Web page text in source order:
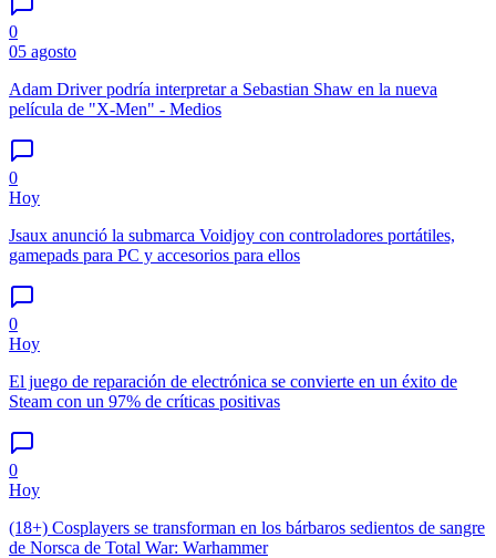
0
05 agosto
Adam Driver podría interpretar a Sebastian Shaw en la nueva
película de "X-Men" - Medios
0
Hoy
Jsaux anunció la submarca Voidjoy con controladores portátiles,
gamepads para PC y accesorios para ellos
0
Hoy
El juego de reparación de electrónica se convierte en un éxito de
Steam con un 97% de críticas positivas
0
Hoy
(18+) Cosplayers se transforman en los bárbaros sedientos de sangre
de Norsca de Total War: Warhammer